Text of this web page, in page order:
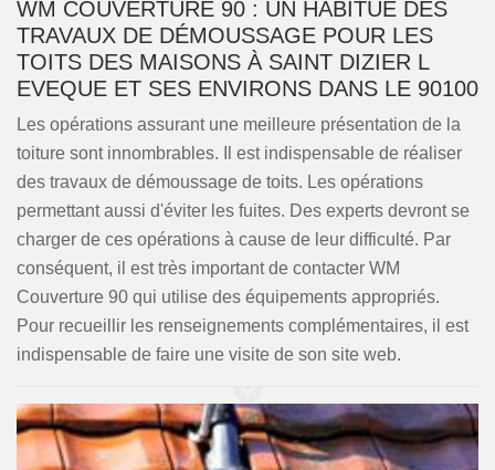
WM COUVERTURE 90 : UN HABITUÉ DES
TRAVAUX DE DÉMOUSSAGE POUR LES
TOITS DES MAISONS À SAINT DIZIER L
EVEQUE ET SES ENVIRONS DANS LE 90100
Les opérations assurant une meilleure présentation de la
toiture sont innombrables. Il est indispensable de réaliser
des travaux de démoussage de toits. Les opérations
permettant aussi d'éviter les fuites. Des experts devront se
charger de ces opérations à cause de leur difficulté. Par
conséquent, il est très important de contacter WM
Couverture 90 qui utilise des équipements appropriés.
Pour recueillir les renseignements complémentaires, il est
indispensable de faire une visite de son site web.